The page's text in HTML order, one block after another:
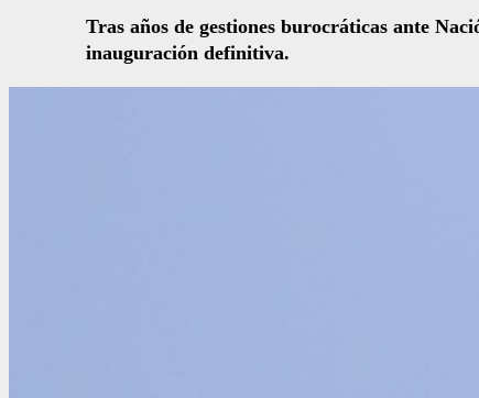
Tras años de gestiones burocráticas ante
inauguración definitiva.